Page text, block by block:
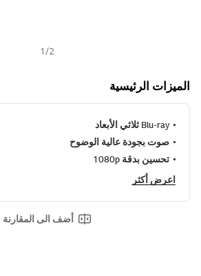
1 /2
الميزات الرئيسية
Blu-ray ثلاثي الأبعاد
صوت بجودة عالية الوضوح
تحسين بدقة 1080p
اعرض أكثر
أضف الى المقارنة